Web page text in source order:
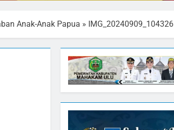
Anak-Anak Papua » IMG_20240909_104326